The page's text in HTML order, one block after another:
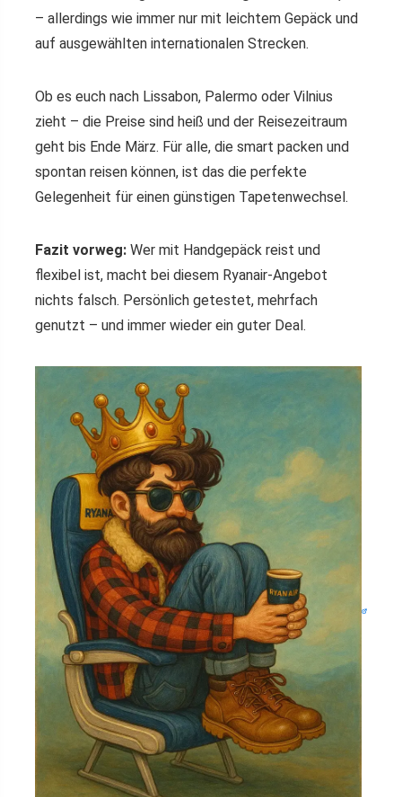
– allerdings wie immer nur mit leichtem Gepäck und
auf ausgewählten internationalen Strecken.
Ob es euch nach Lissabon, Palermo oder Vilnius
zieht – die Preise sind heiß und der Reisezeitraum
geht bis Ende März. Für alle, die smart packen und
spontan reisen können, ist das die perfekte
Gelegenheit für einen günstigen Tapetenwechsel.
Fazit vorweg: Wer mit Handgepäck reist und
flexibel ist, macht bei diesem Ryanair-Angebot
nichts falsch. Persönlich getestet, mehrfach
genutzt – und immer wieder ein guter Deal.